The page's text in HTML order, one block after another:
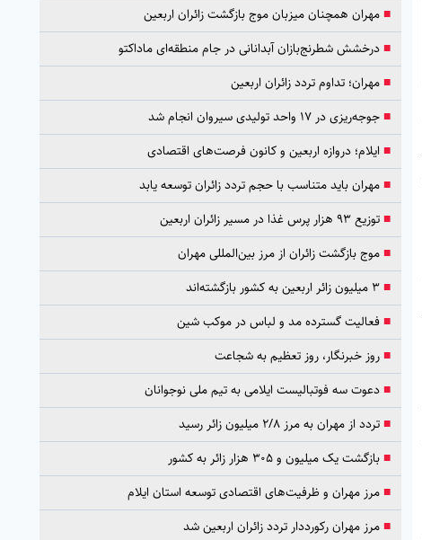
■مهران همچنان میزبان موج بازگشت زائران اربعین
■درخشش شطرنج‌بازان آبدانانی در جام منطقه‌ای ماداکتو
■مهران؛ تداوم تردد زائران اربعین
■جوجه‌ریزی در ۱۷ واحد تولیدی سیروان انجام شد
■ ایلام؛ دروازه اربعین و کانون فرصت‌های اقتصادی
■مهران باید متناسب با حجم تردد زائران توسعه یابد
■توزیع ۹۳ هزار پرس غذا در مسیر زائران اربعین
■موج بازگشت زائران از مرز بین‌المللی مهران
■۳ میلیون زائر اربعین به کشور بازگشته‌اند
■فعالیت گسترده مد و لباس در موکب شین
■روز خبرنگار، روز تعظیم به شجاعت
■دعوت سه فوتبالیست ایلامی به تیم ملی نوجوانان
■تردد از مهران به مرز ۲/۸ میلیون زائر رسید
■بازگشت یک میلیون و ۳۰۵ هزار زائر به کشور
■مرز مهران و ظرفیت‌های اقتصادی توسعه استان ایلام
■مرز مهران رکورددار تردد زائران اربعین شد